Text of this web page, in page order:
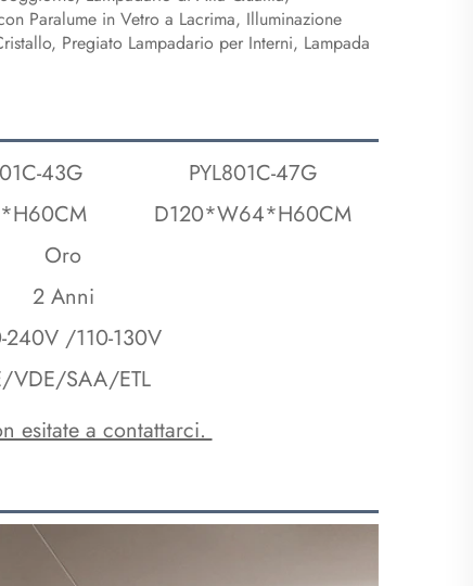
Paralume in Vetro a Lacrima, Illuminazione
Pregiato Lampadario per Interni, Lampada
43G
PYL801C-47G
D120*W64*H60CM
Oro
2 Anni
240V /110-130V
VDE/SAA/ETL
esitate a contattarci.